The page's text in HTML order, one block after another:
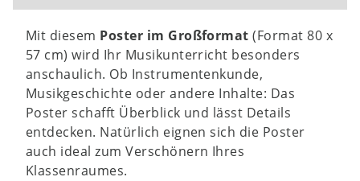
Mit diesem Poster im Großformat (Format 80 x
57 cm) wird Ihr Musikunterricht besonders
anschaulich. Ob Instrumentenkunde,
Musikgeschichte oder andere Inhalte: Das
Poster schafft Überblick und lässt Details
entdecken. Natürlich eignen sich die Poster
auch ideal zum Verschönern Ihres
Klassenraumes.